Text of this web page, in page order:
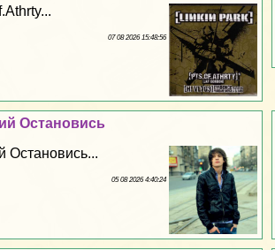
07 08 2026 15:48:56
Остановись
Остановись...
05 08 2026 4:40:24